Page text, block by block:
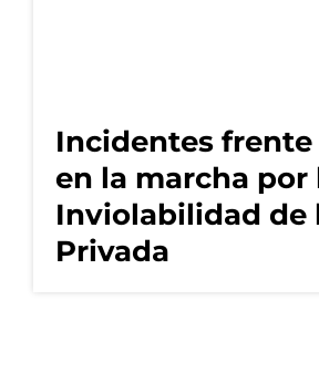
Incidentes frente
en la marcha por
Inviolabilidad de
Privada